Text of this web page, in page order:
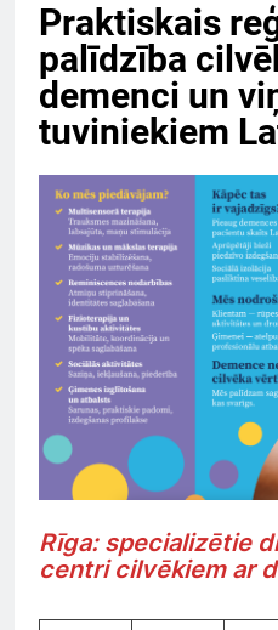
Praktiskais
palīdzība
demenci un
tuviniekiem
Rīga: specializētie
centri cilvēkiem ar